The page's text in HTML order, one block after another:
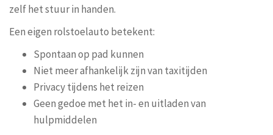
zelf het stuur in handen.
Een eigen rolstoelauto betekent:
Spontaan op pad kunnen
Niet meer afhankelijk zijn van taxitijden
Privacy tijdens het reizen
Geen gedoe met het in- en uitladen van
hulpmiddelen